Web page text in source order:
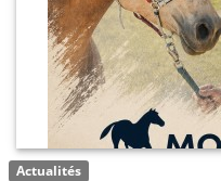
Actualités